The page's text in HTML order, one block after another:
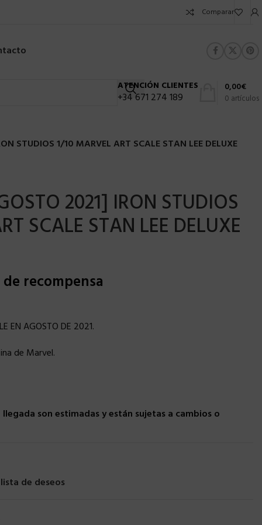
Comparar
ATENCIÓN CLIENTES
+34 671 274 189 0 artículos
0,00€
STUDIOS 1/10 MARVEL ART SCALE STAN LEE DELUXE
2021] IRON STUDIOS
SCALE STAN LEE DELUXE
recompensa
EN AGOSTO DE 2021.
de Marvel.
llegada son estimadas y están sujetas a cambios o
de deseos